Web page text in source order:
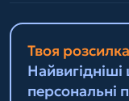
Твоя розсилка
Найвигідніші
персональні